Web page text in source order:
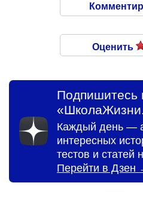
Оценить
Подпишитесь
Каждый день —
интересных
тестов и статей
Перейти в Дзен